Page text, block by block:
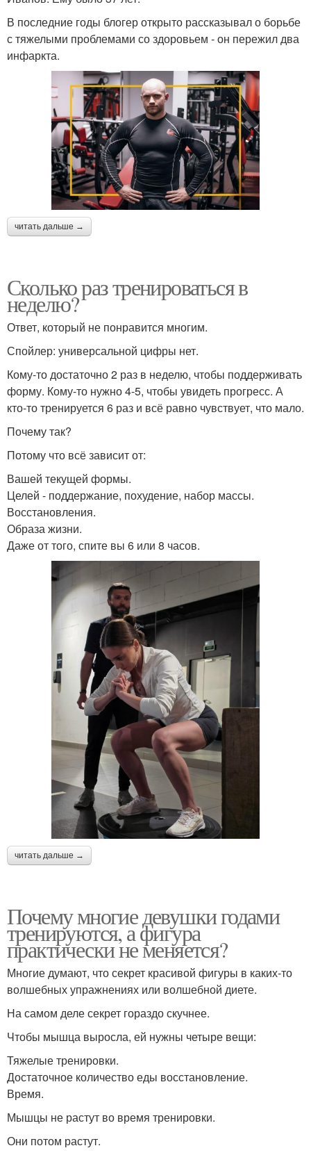
В последние годы блогер открыто рассказывал о борьбе
с тяжелыми проблемами со здоровьем - он пережил два
инфаркта.
читать дальше →
Сколько раз тренироваться в
неделю?
Ответ, который не понравится многим.
Спойлер: универсальной цифры нет.
Кому-то достаточно 2 раз в неделю, чтобы поддерживать
форму. Кому-то нужно 4-5, чтобы увидеть прогресс. А
кто-то тренируется 6 раз и всё равно чувствует, что мало.
Почему так?
Потому что всё зависит от:
Вашей текущей формы.
Целей - поддержание, похудение, набор массы.
Восстановления.
Образа жизни.
Даже от того, спите вы 6 или 8 часов.
читать дальше →
Почему многие девушки годами
тренируются, а фигура
практически не меняется?
Многие думают, что секрет красивой фигуры в каких-то
волшебных упражнениях или волшебной диете.
На самом деле секрет гораздо скучнее.
Чтобы мышца выросла, ей нужны четыре вещи:
Тяжелые тренировки.
Достаточное количество еды восстановление.
Время.
Мышцы не растут во время тренировки.
Они потом растут.